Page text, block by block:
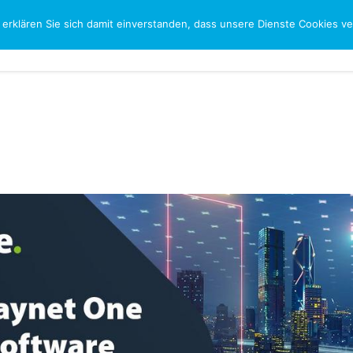
Sie sich damit einverstanden, dass unsere Dienste Cookies